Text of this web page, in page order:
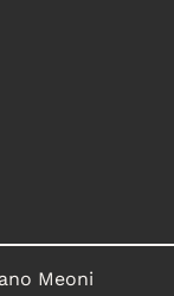
Meoni